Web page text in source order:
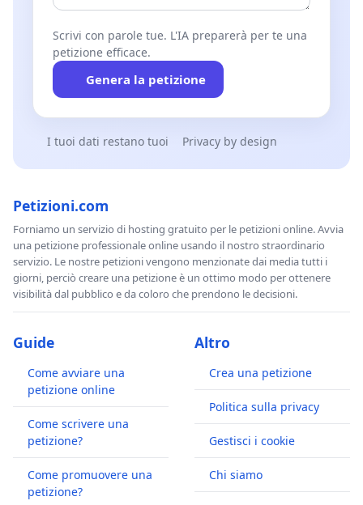
Scrivi con parole tue. L'IA preparerà per te una
petizione efficace.
Genera la petizione
I tuoi dati restano tuoi Privacy by design
Petizioni.com
Forniamo un servizio di hosting gratuito per le petizioni online. Avvia
una petizione professionale online usando il nostro straordinario
servizio. Le nostre petizioni vengono menzionate dai media tutti i
giorni, perciò creare una petizione è un ottimo modo per ottenere
visibilità dal pubblico e da coloro che prendono le decisioni.
Guide
Come avviare una
petizione online
Come scrivere una
petizione?
Come promuovere una
petizione?
Altro
Crea una petizione
Politica sulla privacy
Gestisci i cookie
Chi siamo